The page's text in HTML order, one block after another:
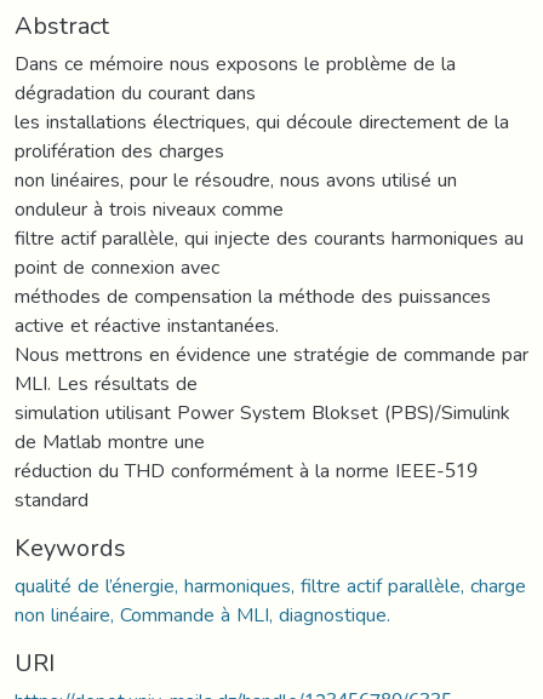
Abstract
Dans ce mémoire nous exposons le problème de la
dégradation du courant dans
les installations électriques, qui découle directement de la
prolifération des charges
non linéaires, pour le résoudre, nous avons utilisé un
onduleur à trois niveaux comme
filtre actif parallèle, qui injecte des courants harmoniques au
point de connexion avec
méthodes de compensation la méthode des puissances
active et réactive instantanées.
Nous mettrons en évidence une stratégie de commande par
MLI. Les résultats de
simulation utilisant Power System Blokset (PBS)/Simulink
de Matlab montre une
réduction du THD conformément à la norme IEEE-519
standard
Keywords
qualité de l’énergie, harmoniques, filtre actif parallèle, charge
non linéaire, Commande à MLI, diagnostique.
URI